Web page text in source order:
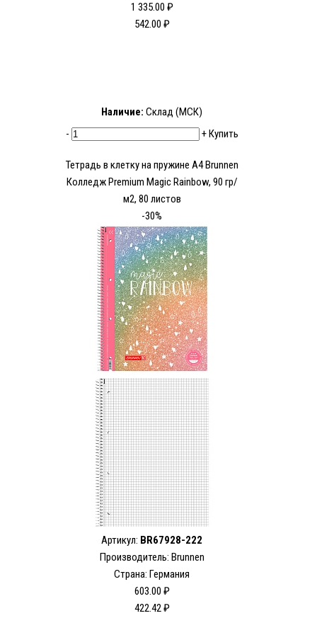
1 335.00 ₽
542.00 ₽
Наличие: Склад (МСК)
-
+Купить
Тетрадь в клетку на пружине А4 Brunnen
Колледж Premium Magic Rainbow, 90 гр/
м2, 80 листов
-30%
Артикул: BR67928-222
Производитель: Brunnen
Страна: Германия
603.00 ₽
422.42 ₽